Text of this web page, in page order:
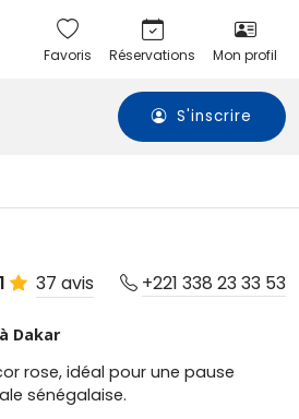
Favoris Réservations Mon profil
S'inscrire
37 avis +221 338 23 33 53
Dakar
rose, idéal pour une pause
sénégalaise.